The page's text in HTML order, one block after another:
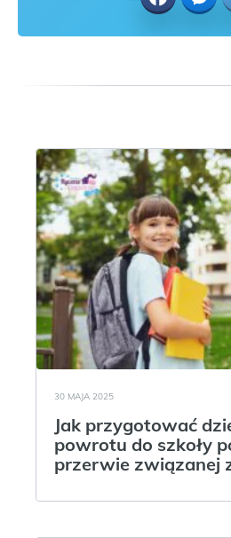
Facebook
30 MAJA 2025
Jak przygotować
powrotu do szkoły
przerwie związanej